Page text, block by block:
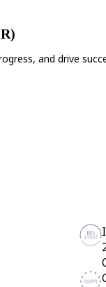
and drive